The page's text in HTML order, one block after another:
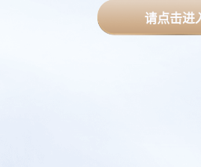
请点击进